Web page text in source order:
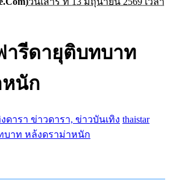
ารีดายุติบทบาท
หนัก
ดารา ข่าวดารา, ข่าวบันเทิง thaistar
บาท หล้งดราม่าหนัก